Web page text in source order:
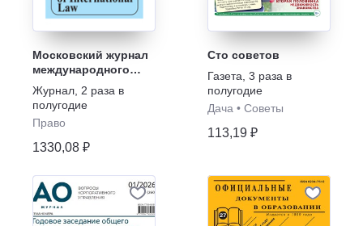
Московский журнал
международного
права
Журнал 2 раза в
полугодие
Право
1330,08 ₽
Сто советов
Газета 3 раза в
полугодие
Дача • Советы
113,19 ₽